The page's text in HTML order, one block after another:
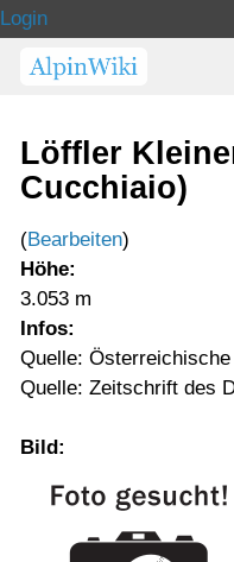
Login
Löffler
Cucchiaio)
(Bearbeiten)
Höhe:
3.053 m
Infos:
Quelle:
Quelle: Zeitschrift des
Bild: